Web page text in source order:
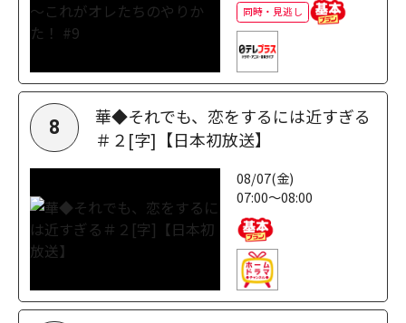
同時・見逃し
8
華◆それでも、恋をするには近すぎる
＃２[字]【日本初放送】
08/07(金)
07:00～08:00